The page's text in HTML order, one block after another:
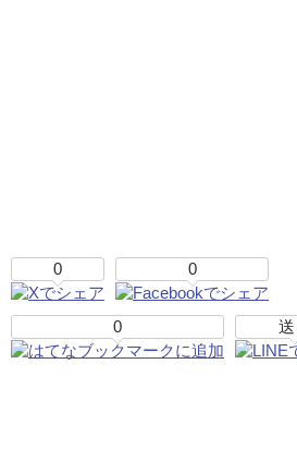
0 0
0 送